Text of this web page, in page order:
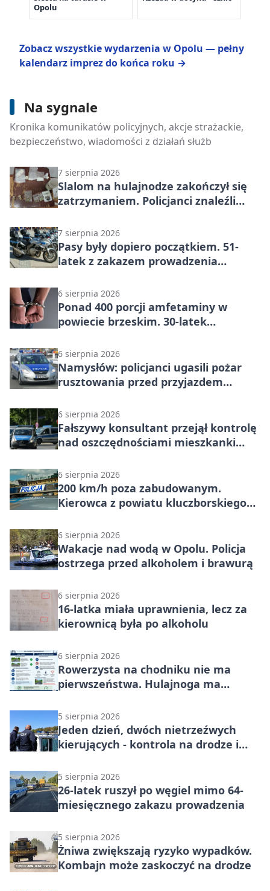
Opolu
Zobacz wszystkie wydarzenia w Opolu — pełny
kalendarz imprez do końca roku →
Na sygnale
Kronika komunikatów policyjnych, akcje strażackie,
bezpieczeństwo, wiadomości z działań służb
Chciała zaimponować „fajnym
chłopakom” - 19-latka jechała 115
km/h
7 sierpnia 2026
Slalom na hulajnodze zakończył się
zatrzymaniem. Policjanci znaleźli
7 sierpnia 2026
Pasy były dopiero początkiem. 51-
latek z zakazem prowadzenia
6 sierpnia 2026
Ponad 400 porcji amfetaminy w
powiecie brzeskim. 30-latek
6 sierpnia 2026
Namysłów: policjanci ugasili pożar
rusztowania przed przyjazdem
6 sierpnia 2026
Fałszywy konsultant przejął kontrolę
nad oszczędnościami mieszkanki
6 sierpnia 2026
200 km/h poza zabudowanym.
Kierowca z powiatu kluczborskiego
6 sierpnia 2026
Wakacje nad wodą w Opolu. Policja
ostrzega przed alkoholem i brawurą
6 sierpnia 2026
16-latka miała uprawnienia, lecz za
kierownicą była po alkoholu
6 sierpnia 2026
Rowerzysta na chodniku nie ma
pierwszeństwa. Hulajnoga ma
5 sierpnia 2026
Jeden dzień, dwóch nietrzeźwych
kierujących - kontrola na drodze i
5 sierpnia 2026
26-latek ruszył po węgiel mimo 64-
miesięcznego zakazu prowadzenia
5 sierpnia 2026
Żniwa zwiększają ryzyko wypadków.
Kombajn może zaskoczyć na drodze